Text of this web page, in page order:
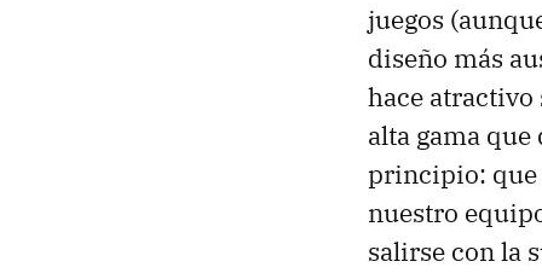
juegos
diseño más
hace atractivo
alta gama
principio: que
nuestro
salirse con la